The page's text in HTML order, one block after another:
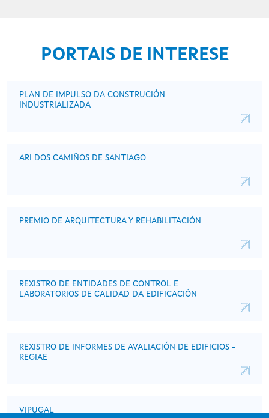
PORTAIS DE INTERESE
PLAN DE IMPULSO DA CONSTRUCIÓN
INDUSTRIALIZADA
ARI DOS CAMIÑOS DE SANTIAGO
PREMIO DE ARQUITECTURA Y REHABILITACIÓN
REXISTRO DE ENTIDADES DE CONTROL E
LABORATORIOS DE CALIDAD DA EDIFICACIÓN
REXISTRO DE INFORMES DE AVALIACIÓN DE EDIFICIOS -
REGIAE
VIPUGAL